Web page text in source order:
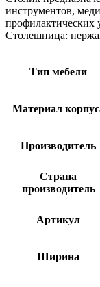
инструментов,
профилактических
Столешница:
Тип мебели
Материал
Производитель
Страна
производитель
Артикул
Ширина